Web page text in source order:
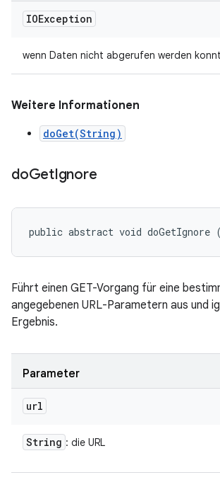
IOException
wenn Daten nicht abgerufen werden
Weitere Informationen
doGet(String)
doGetIgnore
public abstract void
Führt einen GET-Vorgang für eine
angegebenen URL-Parametern aus und
Ergebnis.
Parameter
url
String : die URL